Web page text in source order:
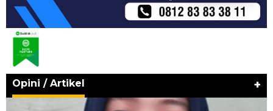
Opini / Artikel +